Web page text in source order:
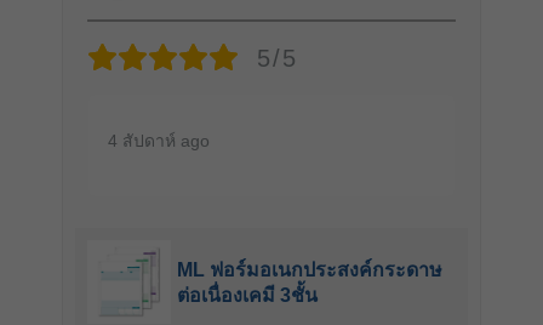
5/5
4 สัปดาห์ ago
ML ฟอร์มอเนกประสงค์กระดาษ
ต่อเนื่องเคมี 3ชั้น